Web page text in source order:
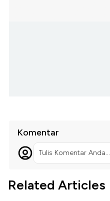
Komentar
Tulis Komentar Anda...
Related Articles